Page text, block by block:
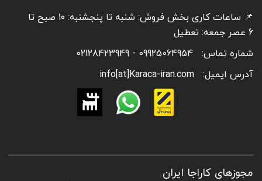
📌 ساعات کاری بخش فروش: شنبه تا پنجشنبه: ۱۰ صبح تا
6 عصر جمعه: تعطیل
شماره تماس:
09925064954 - 02128423949
آدرس ایمیل:
info[at]Karaca-iran.com
مجوزهای کاراجا ایران